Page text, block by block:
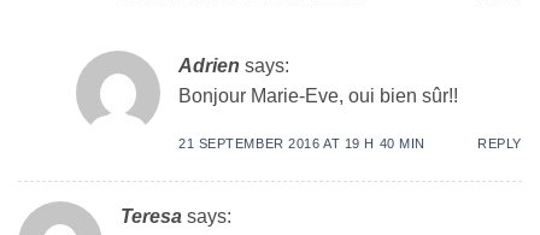
Adrien says:
Bonjour Marie-Eve, oui bien sûr!!
21 SEPTEMBER 2016 AT 19 H 40 MIN REPLY
Teresa says: